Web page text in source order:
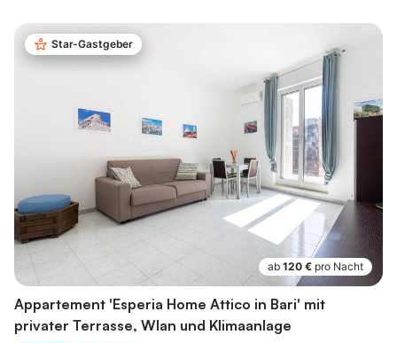
Star-Gastgeber
ab 120 € pro Nacht
Appartement 'Esperia Home Attico in Bari' mit
privater Terrasse, Wlan und Klimaanlage